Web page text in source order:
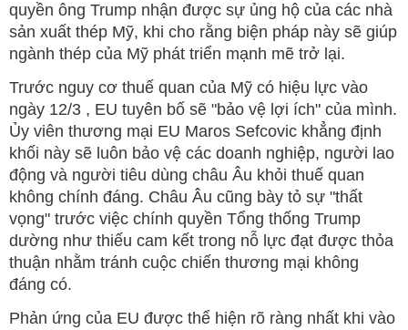
quyền ông Trump nhận được sự ủng hộ của các nhà
sản xuất thép Mỹ, khi cho rằng biện pháp này sẽ giúp
ngành thép của Mỹ phát triển mạnh mẽ trở lại.
Trước nguy cơ thuế quan của Mỹ có hiệu lực vào
ngày 12/3 , EU tuyên bố sẽ "bảo vệ lợi ích" của mình.
Ủy viên thương mại EU Maros Sefcovic khẳng định
khối này sẽ luôn bảo vệ các doanh nghiệp, người lao
động và người tiêu dùng châu Âu khỏi thuế quan
không chính đáng. Châu Âu cũng bày tỏ sự "thất
vọng" trước việc chính quyền Tổng thống Trump
dường như thiếu cam kết trong nỗ lực đạt được thỏa
thuận nhằm tránh cuộc chiến thương mại không
đáng có.
Phản ứng của EU được thể hiện rõ ràng nhất khi vào